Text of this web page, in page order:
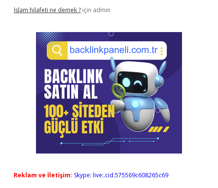
İslam hilafeti ne demek ? için admin
Reklam ve İletişim: Skype: live:.cid.575569c608265c69